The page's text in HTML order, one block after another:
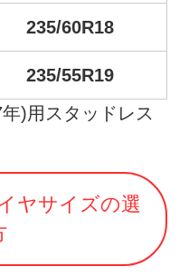
235/60R18
235/55R19
)用スタッドレス
ヤサイズの選